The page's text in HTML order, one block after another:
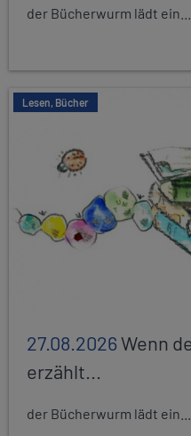
der Bücherwurm lädt ein...
Lesen, Bücher
27.08.2026Wenn
erzählt...
der Bücherwurm lädt ein...